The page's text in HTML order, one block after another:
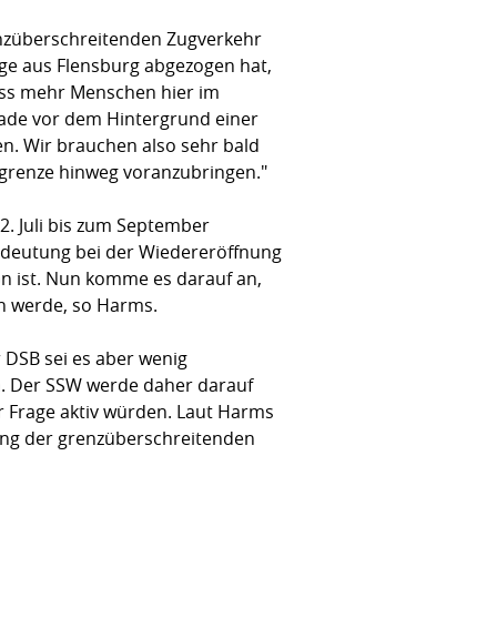
Zugverkehr
aus Flensburg abgezogen hat,
mehr Menschen hier im
vor dem Hintergrund einer
Wir brauchen also sehr bald
hinweg voranzubringen."
Juli bis zum September
bei der Wiedereröffnung
ist. Nun komme es darauf an,
werde, so Harms.
sei es aber wenig
SSW werde daher darauf
aktiv würden. Laut Harms
der grenzüberschreitenden